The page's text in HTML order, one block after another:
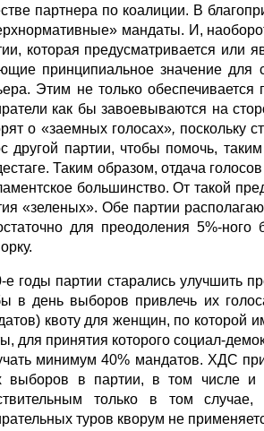
партнера по коалиции. В
мандаты. И,
которая предусматривается или
принципиальное значение для
Этим не только
как бы завоевываются на
о «заемных голосах», поскольку
другой партии, чтобы помочь,
Таким обра­зом, отдача
большинство. От такой
«зе­леных». Обе партии
для преодоления 5%-
е годы партии старались улучшить
в день выборов при­влечь их
квоту для женщин, по которой
для принятия которого социал-
минимум 40% мандатов. ХДС
вы­боров в партии, в том числе и
только в том
туров кворум не